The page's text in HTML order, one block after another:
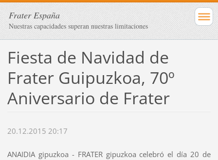
Frater España
Nuestras capacidades superan nuestras limitaciones
Fiesta de Navidad de
Frater Guipuzkoa, 70º
Aniversario de Frater
20.12.2015 20:17
ANAIDIA gipuzkoa - FRATER gipuzkoa celebró el día 20 de